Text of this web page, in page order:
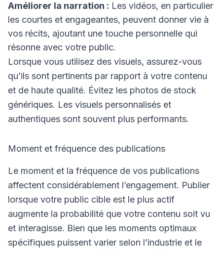
Améliorer la narration : Les vidéos, en particulier
les courtes et engageantes, peuvent donner vie à
vos récits, ajoutant une touche personnelle qui
résonne avec votre public.
Lorsque vous utilisez des visuels, assurez-vous
qu’ils sont pertinents par rapport à votre contenu
et de haute qualité. Évitez les photos de stock
génériques. Les visuels personnalisés et
authentiques sont souvent plus performants.
Moment et fréquence des publications
Le moment et la fréquence de vos publications
affectent considérablement l’engagement. Publier
lorsque votre public cible est le plus actif
augmente la probabilité que votre contenu soit vu
et interagisse. Bien que les moments optimaux
spécifiques puissent varier selon l’industrie et le